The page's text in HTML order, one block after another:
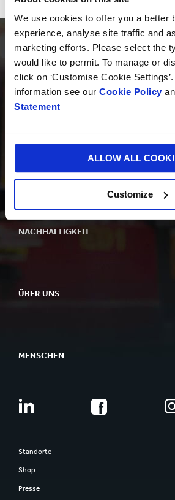
We use cookies to offer you a better
experience, analyse site traffic and
marketing efforts. Please select the
would like to permit. To manage or
click on ‘Customise Cookie
information see our Cookie Policy
Statement
ALLOW ALL
Customize
PRODUKTE
NACHHALTIGKEIT
ÜBER UNS
MENSCHEN
Standorte
Shop
Presse